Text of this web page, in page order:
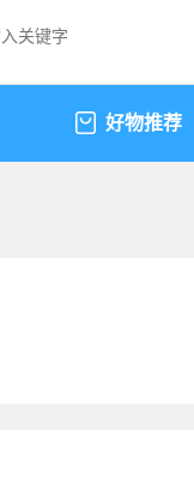
好物推荐